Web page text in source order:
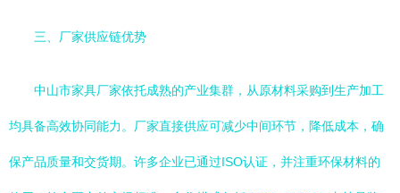
三、厂家供应链优势
中山市家具厂家依托成熟的产业集群，从原材料采购到生产加工
均具备高效协同能力。厂家直接供应可减少中间环节，降低成本，确
保产品质量和交货期。许多企业已通过ISO认证，并注重环保材料的